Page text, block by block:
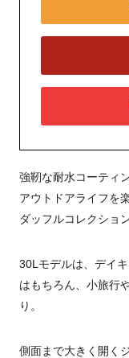
強靭な耐水コーティ
アウトドアライフを
ダッフルコレクション
30Lモデルは、デイ
はもちろん、小旅行
り。
側面まで大きく開く